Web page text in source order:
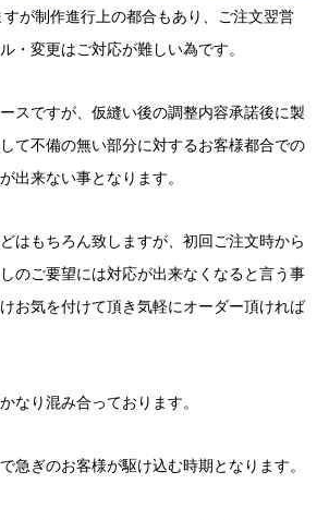
が制作進行上の都合もあり、ご注文翌営
・変更はご対応が難しい為です。
スですが、仮縫い後の調整内容承諾後に製
て不備の無い部分に対するお客様都合での
出来ない事となります。
はもちろん致しますが、初回ご注文時から
のご要望には対応が出来なくなると言う事
お気を付けて頂き気軽にオーダー頂ければ
なり混み合っております。
急ぎのお客様が駆け込む時期となります。